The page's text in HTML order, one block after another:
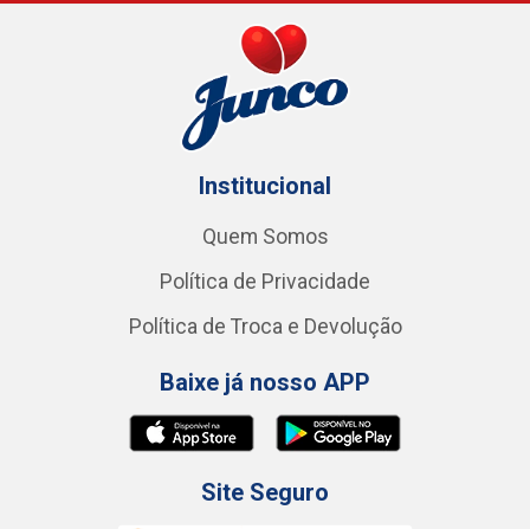
Institucional
Quem Somos
Política de Privacidade
Política de Troca e Devolução
Baixe já nosso APP
Site Seguro